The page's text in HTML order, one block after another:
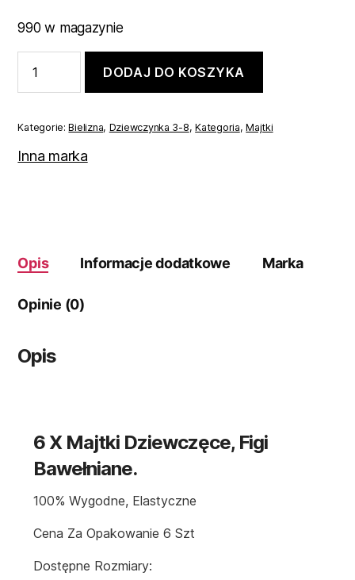
990 w magazynie
x
figi
dziewczęce
wielokolorowe
DODAJ DO KOSZYKA
Kategorie:Bielizna, Dziewczynka 3-8,Kategoria,Majtki
Inna marka
Opis Informacje dodatkowe Marka
Opinie (0)
Opis
6 X Majtki Dziewczęce, Figi
Bawełniane.
100% Wygodne, Elastyczne
Cena Za Opakowanie 6 Szt
Dostępne Rozmiary: